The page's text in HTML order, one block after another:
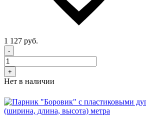
1 127 руб.
-
+
Нет в наличии